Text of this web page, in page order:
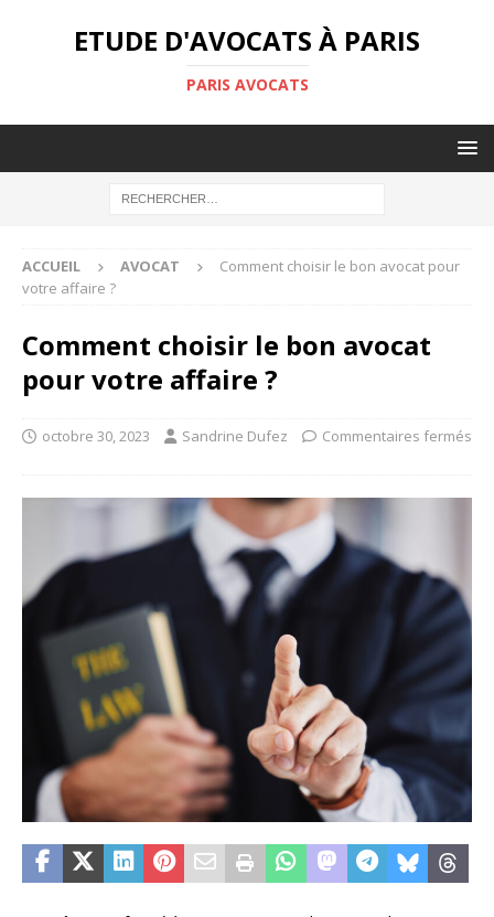
ETUDE D'AVOCATS À PARIS
PARIS AVOCATS
ACCUEIL AVOCAT
Comment choisir le bon avocat pour
votre affaire ?
Comment choisir le bon avocat
pour votre affaire ?
octobre 30, 2023 Sandrine Dufez Commentaires fermés